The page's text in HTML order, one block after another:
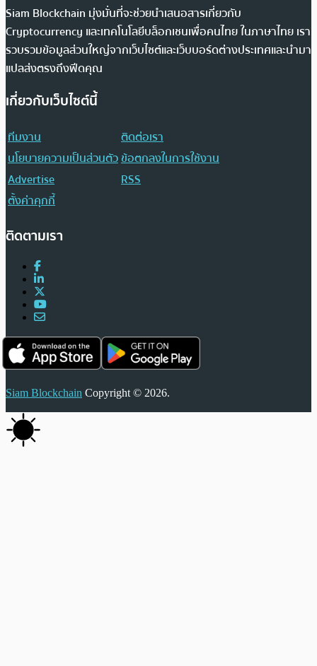
Siam Blockchain มุ่งมั่นที่จะช่วยนำเสนอสารเกี่ยวกับ
Cryptocurrency และเทคโนโลยีบล็อกเชนเพื่อคนไทย ในภาษาไทย เรา
รวบรวมข้อมูลส่วนใหญ่จากเว็บไซต์และเว็บบอร์ดต่างประเทศและนำมา
แปลส่งตรงถึงฟีดคุณ
เกี่ยวกับเว็บไซต์นี้
ทีมงาน
ติดต่อเรา
นโยบายความเป็นส่วนตัวข้อตกลงในการใช้งาน
Advertise
RSS
ตั้งค่าคุกกี้
ติดตามเรา
Siam Blockchain Copyright © 2026.